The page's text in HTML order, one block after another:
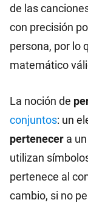
de las
con precisión
persona, por lo
matemático
La noción de
conjuntos: un
pertenecer a
utilizan
pertenece al
cambio, si no